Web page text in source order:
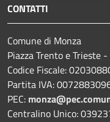
CONTATTI
Comune di Monza
Piazza Trento e Trieste
Codice Fiscale:
Partita IVA:
PEC:
Centralino Unico: